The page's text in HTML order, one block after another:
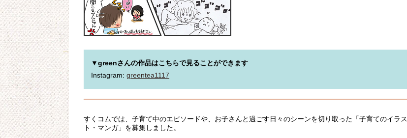
▼greenさんの作品はこちらで見ることができます
Instagram: greentea1117
すくコムでは、子育て中のエピソードや、お子さんと過ごす日々のシーンを切り取った「子育てのイラス
ト・マンガ」を募集しました。